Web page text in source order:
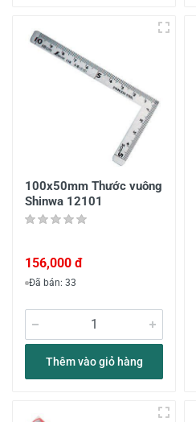
100x50mm Thước vuông
Shinwa 12101
156,000 đ
Đã bán: 33
Thêm vào giỏ hàng